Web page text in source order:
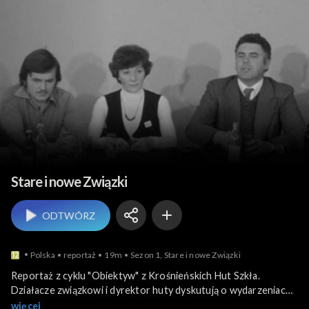
Stare i nowe Związki
ODTWÓRZ
Polska reportaż 19m Sezon 1, Stare i nowe Związki
Reportaż z cyklu "Obiektyw" z Krośnieńskich Hut Szkła.
Działacze związkowi i dyrektor huty dyskutują o wydarzeniach
z sierpnia 1980. Mówią o strajkach, trudnym początku
więcej